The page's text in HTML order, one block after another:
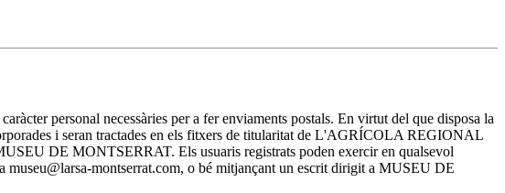
personal necessàries per a fer enviaments postals. En virtut del que disposa la
i seran tractades en els fitxers de titularitat de L'AGRÍCOLA REGIONAL
DE MONTSERRAT. Els usuaris registrats poden exercir en qualsevol
museu@larsa-montserrat.com, o bé mitjançant un escrit dirigit a MUSEU DE